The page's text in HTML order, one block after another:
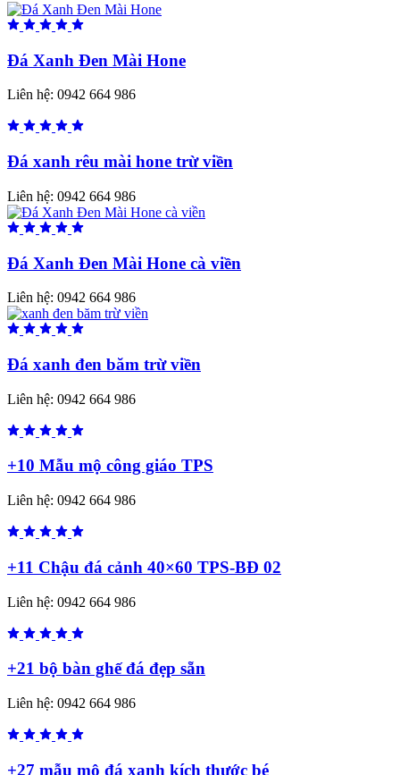
Đá Xanh Đen Mài Hone
Liên hệ: 0942 664 986
Đá xanh rêu mài hone trừ viền
Liên hệ: 0942 664 986
Đá Xanh Đen Mài Hone cà viền
Liên hệ: 0942 664 986
Đá xanh đen băm trừ viền
Liên hệ: 0942 664 986
+10 Mẫu mộ công giáo TPS
Liên hệ: 0942 664 986
+11 Chậu đá cảnh 40×60 TPS-BĐ 02
Liên hệ: 0942 664 986
+21 bộ bàn ghế đá đẹp sẵn
Liên hệ: 0942 664 986
+27 mẫu mộ đá xanh kích thước bé